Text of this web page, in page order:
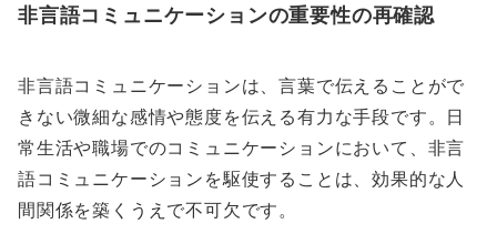
非言語コミュニケーションの重要性の再確認
非言語コミュニケーションは、言葉で伝えることがで
きない微細な感情や態度を伝える有力な手段です。日
常生活や職場でのコミュニケーションにおいて、非言
語コミュニケーションを駆使することは、効果的な人
間関係を築くうえで不可欠です。